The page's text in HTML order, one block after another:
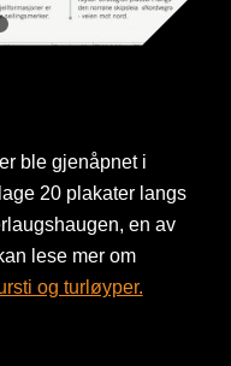
1 2 3 4 5
ble gjenåpnet i
20 plakater langs
en av
lese mer om
og turløyper.